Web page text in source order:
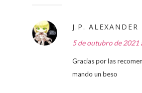
J.P. ALEXANDER
5 de outubro de 2021
Gracias por las
mando un beso